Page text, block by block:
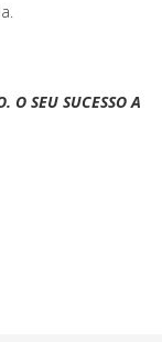
O SEU SUCESSO A